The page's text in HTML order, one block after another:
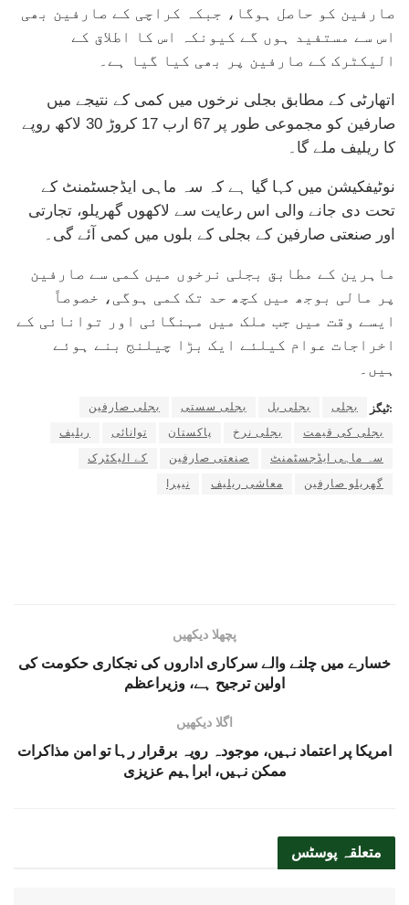
صارفین کو حاصل ہوگا، جبکہ کراچی کے صارفین بھی
اس سے مستفید ہوں گے کیونکہ اس کا اطلاق کے
الیکٹرک کے صارفین پر بھی کیا گیا ہے۔
اتھارٹی کے مطابق بجلی نرخوں میں کمی کے نتیجے میں
صارفین کو مجموعی طور پر 67 ارب 17 کروڑ 30 لاکھ روپے
کا ریلیف ملے گا۔
نوٹیفکیشن میں کہا گیا ہے کہ سہ ماہی ایڈجسٹمنٹ کے
تحت دی جانے والی اس رعایت سے لاکھوں گھریلو، تجارتی
اور صنعتی صارفین کے بجلی کے بلوں میں کمی آئے گی۔
ماہرین کے مطابق بجلی نرخوں میں کمی سے صارفین
پر مالی بوجھ میں کچھ حد تک کمی ہوگی، خصوصاً
ایسے وقت میں جب ملک میں مہنگائی اور توانائی کے
اخراجات عوام کیلئے ایک بڑا چیلنج بنے ہوئے
ہیں۔
ٹیگز: بجلی بجلی بل بجلی سستی
بجلی صارفین
بجلی کی قیمت
بجلی نرخ پاکستان توانائی
ریلیف
سہ ماہی ایڈجسٹمنٹ
صنعتی صارفین
کے الیکٹرک
گھریلو صارفین
معاشی ریلیف نیپرا
پچھلا دیکھیں
خسارے میں چلنے والے سرکاری اداروں کی نجکاری حکومت کی
اولین ترجیح ہے، وزیراعظم
اگلا دیکھیں
امریکا پر اعتماد نہیں، موجودہ رویہ برقرار رہا تو امن مذاکرات
ممکن نہیں، ابراہیم عزیزی
متعلقہ پوسٹس